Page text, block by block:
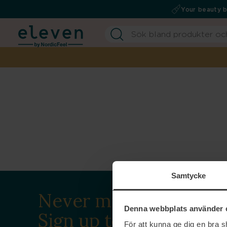
Samtycke
Denna webbplats använder
För att kunna ge dig en bra
Your beauty
Never miss a beat.
Sign up to our